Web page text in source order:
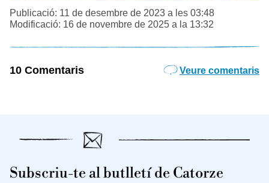
Publicació: 11 de desembre de 2023 a les 03:48
Modificació: 16 de novembre de 2025 a la 13:32
10 Comentaris Veure comentaris
Subscriu-te al butlletí de Catorze